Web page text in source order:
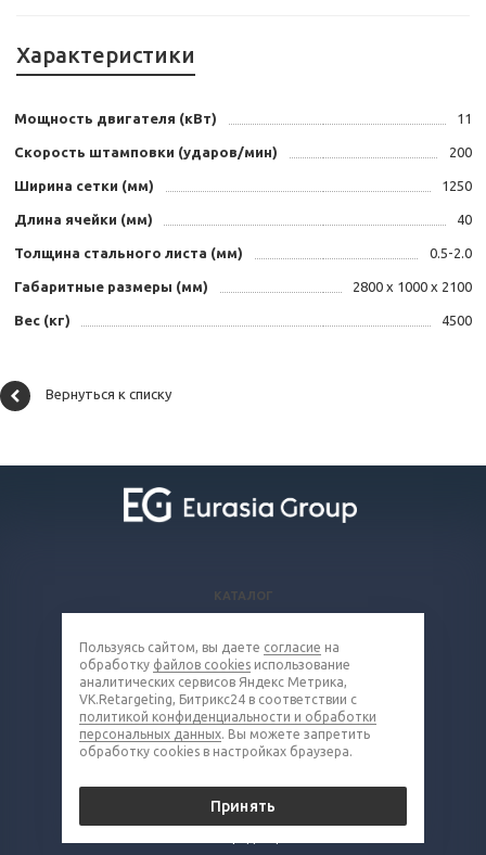
Характеристики
Мощность двигателя (кВт) 11
Скорость штамповки (ударов/мин) 200
Ширина сетки (мм) 1250
Длина ячейки (мм) 40
Толщина стального листа (мм) 0.5-2.0
Габаритные размеры (мм) 2800 х 1000 х 2100
Вес (кг) 4500
Вернуться к списку
© 2026 Все права защищены.
КАТАЛОГ
КОМПАНИЯ
КОНТАКТЫ
8 (800) 302-16-85
metall@eq-mail.ru
Пользуясь сайтом, вы даете согласие на
обработку файлов cookies использование
аналитических сервисов Яндекс Метрика,
VK.Retargeting, Битрикс24 в соответствии с
политикой конфиденциальности и обработки
персональных данных. Вы можете запретить
обработку cookies в настройках браузера.
Принять